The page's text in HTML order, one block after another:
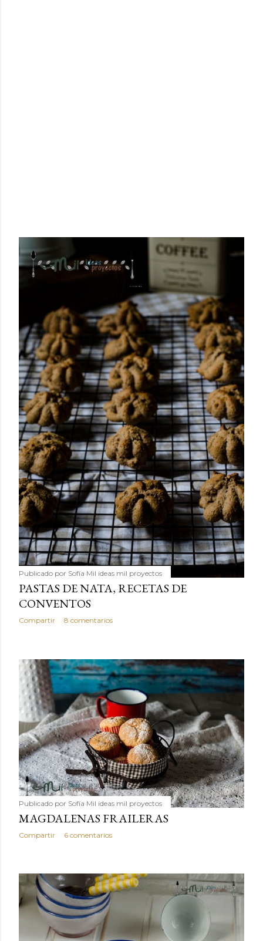
Publicado por Sofía Mil ideas mil proyectos
PASTAS DE NATA, RECETAS DE
CONVENTOS
Compartir 8 comentarios
Publicado por Sofía Mil ideas mil proyectos
MAGDALENAS FRAILERAS
Compartir 6 comentarios